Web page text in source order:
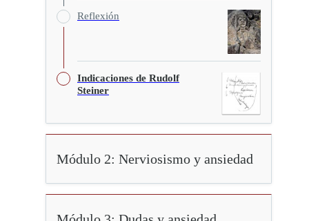
Reflexión
Indicaciones de Rudolf
Steiner
Módulo 2: Nerviosismo y ansiedad